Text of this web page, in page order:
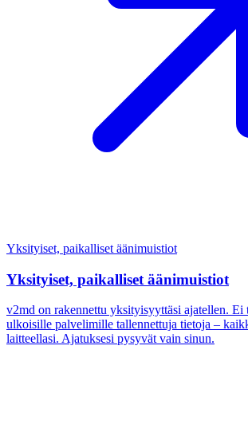
Yksityiset, paikalliset äänimuistiot
Yksityiset, paikalliset äänimuistiot
v2md on rakennettu yksityisyyttäsi ajatellen. Ei
ulkoisille palvelimille tallennettuja tietoja –
laitteellasi. Ajatuksesi pysyvät vain sinun.